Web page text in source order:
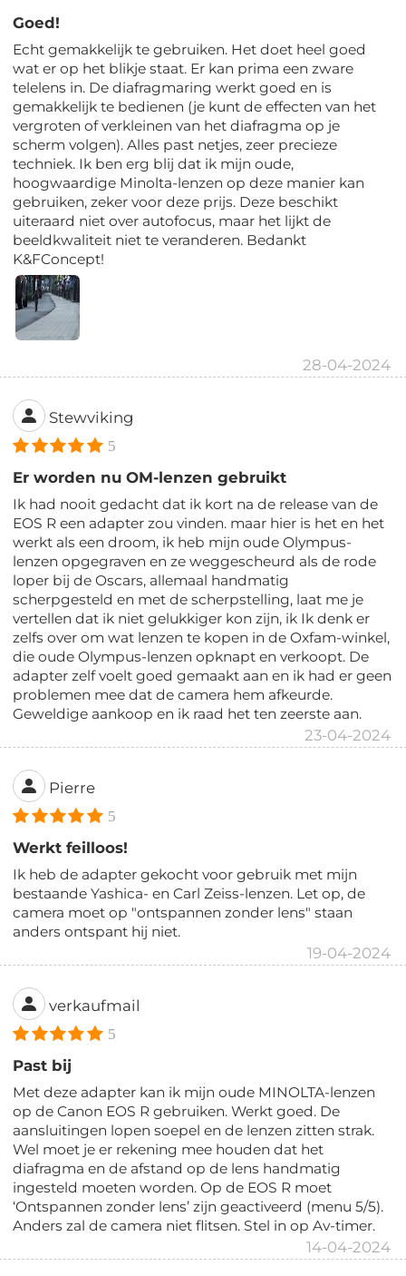
Goed!
Echt gemakkelijk te gebruiken. Het doet heel goed
wat er op het blikje staat. Er kan prima een zware
telelens in. De diafragmaring werkt goed en is
gemakkelijk te bedienen (je kunt de effecten van het
vergroten of verkleinen van het diafragma op je
scherm volgen). Alles past netjes, zeer precieze
techniek. Ik ben erg blij dat ik mijn oude,
hoogwaardige Minolta-lenzen op deze manier kan
gebruiken, zeker voor deze prijs. Deze beschikt
uiteraard niet over autofocus, maar het lijkt de
beeldkwaliteit niet te veranderen. Bedankt
K&FConcept!
28-04-2024
Stewviking
5
Er worden nu OM-lenzen gebruikt
Ik had nooit gedacht dat ik kort na de release van de
EOS R een adapter zou vinden. maar hier is het en het
werkt als een droom, ik heb mijn oude Olympus-
lenzen opgegraven en ze weggescheurd als de rode
loper bij de Oscars, allemaal handmatig
scherpgesteld en met de scherpstelling, laat me je
vertellen dat ik niet gelukkiger kon zijn, ik Ik denk er
zelfs over om wat lenzen te kopen in de Oxfam-winkel,
die oude Olympus-lenzen opknapt en verkoopt. De
adapter zelf voelt goed gemaakt aan en ik had er geen
problemen mee dat de camera hem afkeurde.
Geweldige aankoop en ik raad het ten zeerste aan.
23-04-2024
Pierre
5
Werkt feilloos!
Ik heb de adapter gekocht voor gebruik met mijn
bestaande Yashica- en Carl Zeiss-lenzen. Let op, de
camera moet op "ontspannen zonder lens" staan
anders ontspant hij niet.
19-04-2024
verkaufmail
5
Past bij
Met deze adapter kan ik mijn oude MINOLTA-lenzen
op de Canon EOS R gebruiken. Werkt goed. De
aansluitingen lopen soepel en de lenzen zitten strak.
Wel moet je er rekening mee houden dat het
diafragma en de afstand op de lens handmatig
ingesteld moeten worden. Op de EOS R moet
‘Ontspannen zonder lens’ zijn geactiveerd (menu 5/5).
Anders zal de camera niet flitsen. Stel in op Av-timer.
14-04-2024